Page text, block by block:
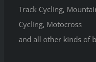
Track Cycling,
Cycling, Motocross
and all other kinds of